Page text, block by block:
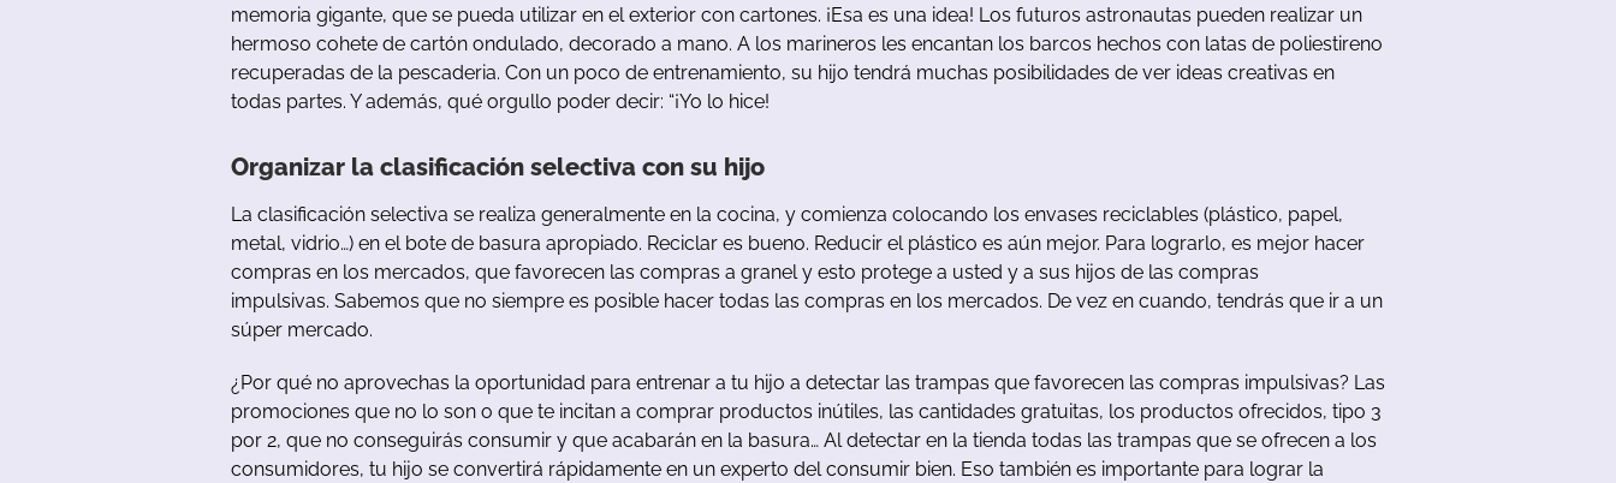
memoria gigante, que se pueda utilizar en el exterior con cartones. ¡Esa es una idea! Los futuros astronautas pueden realizar un
hermoso cohete de cartón ondulado, decorado a mano. A los marineros les encantan los barcos hechos con latas de poliestireno
recuperadas de la pescaderia. Con un poco de entrenamiento, su hijo tendrá muchas posibilidades de ver ideas creativas en
todas partes. Y además, qué orgullo poder decir: “¡Yo lo hice!
Organizar la clasificación selectiva con su hijo
La clasificación selectiva se realiza generalmente en la cocina, y comienza colocando los envases reciclables (plástico, papel,
metal, vidrio…) en el bote de basura apropiado. Reciclar es bueno. Reducir elplástico es aún mejor. Para lograrlo, es mejor hacer
compras en los mercados, que favorecen las compras a granel y esto protege a usted y a sus hijos de las compras
impulsivas. Sabemos que no siempre es posible hacer todas las compras en los mercados. De vez en cuando, tendrás que ir a un
súper mercado.
¿Por qué no aprovechas la oportunidad para entrenar a tu hijo a detectar las trampas que favorecen las compras impulsivas? Las
promociones que no lo son o que te incitan a comprar productos inútiles, las cantidades gratuitas, los productos ofrecidos, tipo 3
por 2, que no conseguirás consumir y que acabarán en la basura… Al detectar en la tienda todas las trampas que se ofrecen a los
consumidores, tu hijo se convertirá rápidamente en un experto delconsumir bien. Eso también es importante para lograr la